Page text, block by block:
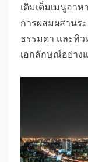
เติมเต็มเมนูอา
การผสมผสานร
ธรรมดา และทิ
เอกลักษณ์อย่าง